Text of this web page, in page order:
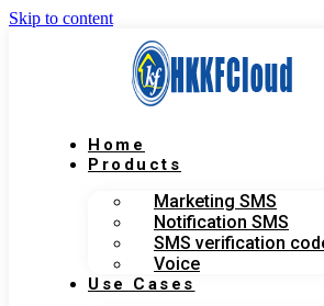
Skip to content
Home
Products
Marketing SMS
Notification SMS
SMS verification
Voice
Use Cases